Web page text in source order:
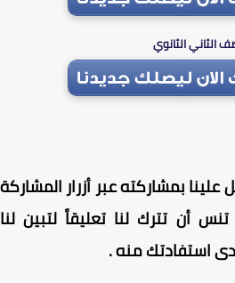
الثاني الثانوي
بمشاركته عبر أزرار المشاركة
أن تترك لنا تعليقاً لتبين لنا
منه .